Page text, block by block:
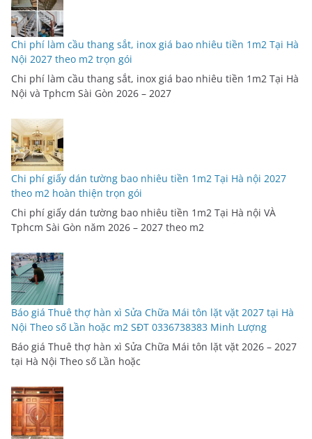
Chi phí làm cầu thang sắt, inox giá bao nhiêu tiền 1m2 Tại Hà
Nội 2027 theo m2 trọn gói
Chi phí làm cầu thang sắt, inox giá bao nhiêu tiền 1m2 Tại Hà
Nội và Tphcm Sài Gòn 2026 – 2027
Chi phí giấy dán tường bao nhiêu tiền 1m2 Tại Hà nội 2027
theo m2 hoàn thiện trọn gói
Chi phí giấy dán tường bao nhiêu tiền 1m2 Tại Hà nội VÀ
Tphcm Sài Gòn năm 2026 – 2027 theo m2
Báo giá Thuê thợ hàn xì Sửa Chữa Mái tôn lặt vặt 2027 tại Hà
Nội Theo số Lần hoặc m2 SĐT 0336738383 Minh Lượng
Báo giá Thuê thợ hàn xì Sửa Chữa Mái tôn lặt vặt 2026 – 2027
tại Hà Nội Theo số Lần hoặc